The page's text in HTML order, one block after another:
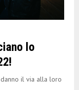
lo
danno il via alla loro